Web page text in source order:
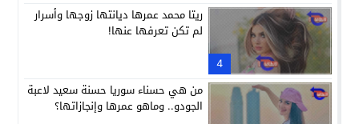
4
ريتا محمد عمرها ديانتها زوجها وأسرار
لم تكن تعرفها عنها!
من هي حسناء سوريا حسنة سعيد لاعبة
الجودو.. وماهو عمرها وإنجازاتها؟